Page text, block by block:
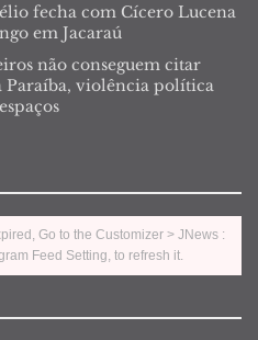
fecha com Cícero Lucena
em Jacaraú
não conseguem citar
violência política
Go to the Customizer > JNews :
Feed Setting, to refresh it.